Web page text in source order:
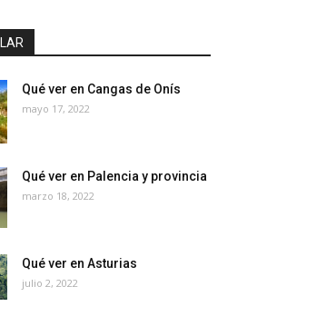
Qué ver en Cangas de Onís
mayo 17, 2022
Qué ver en Palencia y provincia
marzo 18, 2022
Qué ver en Asturias
julio 2, 2022